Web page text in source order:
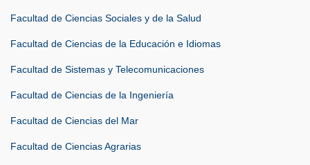
Facultad de Ciencias Sociales y de la Salud
Facultad de Ciencias de la Educación e Idiomas
Facultad de Sistemas y Telecomunicaciones
Facultad de Ciencias de la Ingeniería
Facultad de Ciencias del Mar
Facultad de Ciencias Agrarias